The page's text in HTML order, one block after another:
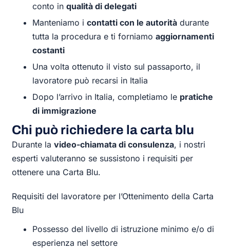
conto inqualità di delegati
Manteniamo icontatti con le autorità durante
tutta la procedura e ti forniamoaggiornamenti
costanti
Una volta ottenuto il visto sul passaporto, il
lavoratore può recarsi in Italia
Dopo l’arrivo in Italia, completiamo le pratiche
di immigrazione
Chi può richiedere la carta blu
Durante lavideo-chiamata di consulenza, i nostri
esperti valuteranno se sussistono i requisiti per
ottenere una Carta Blu.
Requisiti del lavoratore per l’Ottenimento della Carta
Blu
Possesso del livello di istruzione minimo e/o di
esperienza nel settore